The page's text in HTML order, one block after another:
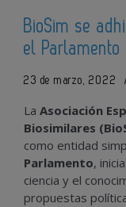
BioSim se
el Parlamento
23 de marzo, 2022
La Asociación
Biosimilares
como entidad
Parlamento,
ciencia y el
propuestas